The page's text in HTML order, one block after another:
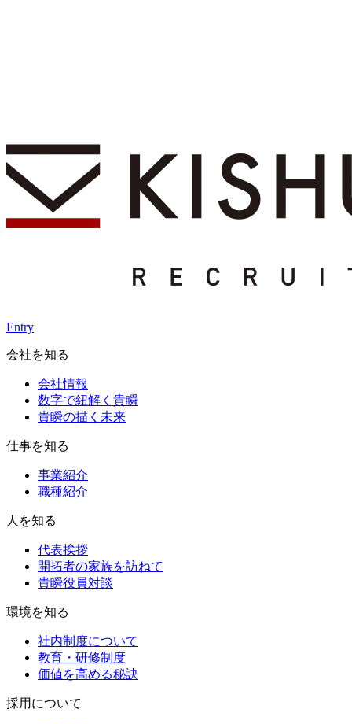
Entry
会社を知る
会社情報
数字で紐解く貴瞬
貴瞬の描く未来
仕事を知る
事業紹介
職種紹介
人を知る
代表挨拶
開拓者の家族を訪ねて
貴瞬役員対談
環境を知る
社内制度について
教育・研修制度
価値を高める秘訣
採用について